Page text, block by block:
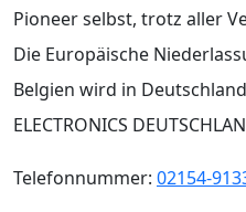
Pioneer selbst, trotz aller
Die Europäische
Belgien wird in
ELECTRONICS
Telefonnummer: 02154-